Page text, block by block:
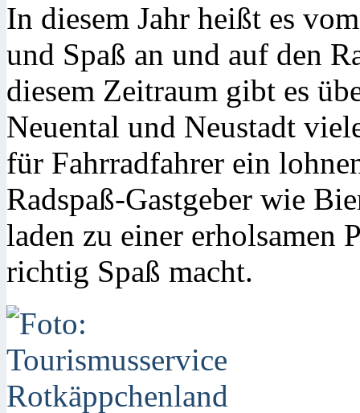
In diesem Jahr heißt es
und Spaß an und auf den
diesem Zeitraum gibt es
Neuental und Neustadt
für Fahrradfahrer ein
Radspaß-Gastgeber wie
laden zu einer erholsamen
richtig Spaß macht.